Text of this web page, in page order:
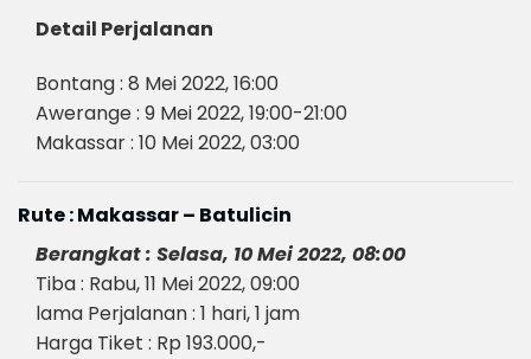
Detail Perjalanan
Bontang : 8 Mei 2022, 16:00
Awerange : 9 Mei 2022, 19:00-21:00
Makassar : 10 Mei 2022, 03:00
Rute : Makassar – Batulicin
Berangkat : Selasa, 10 Mei 2022, 08:00
Tiba : Rabu, 11 Mei 2022, 09:00
lama Perjalanan : 1 hari, 1 jam
Harga Tiket : Rp 193.000,-